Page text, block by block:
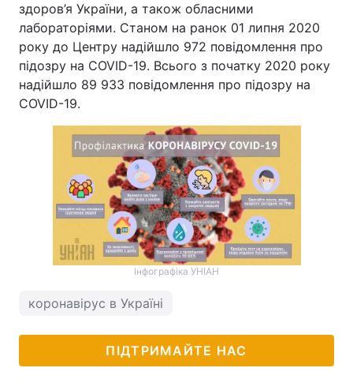
здоров’я України, а також обласними
лабораторіями. Станом на ранок 01 липня 2020
року до Центру надійшло 972 повідомлення про
підозру на COVID-19. Всього з початку 2020 року
надійшло 89 933 повідомлення про підозру на
COVID-19.
Інфографіка УНІАН
коронавірус в Україні
ПІДТРИМАЙТЕ НАС